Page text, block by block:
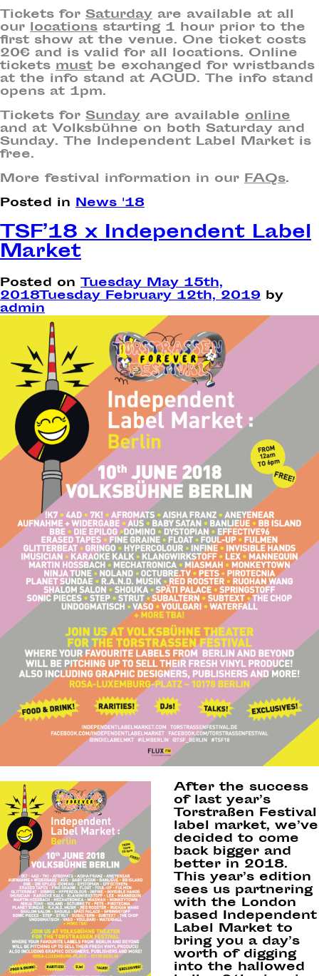
Tickets for Saturday are available at all
our locations starting 1 hour prior to the
first show at the venue. One ticket costs
20€ and is valid for all locations. Online
tickets must be exchanged for wristbands
at the info stand at ACUD. The info stand
opens at 1pm.
Tickets for Sunday are available online
and at Volksbühne on both Saturday and
Sunday. The Independent Label Market is
free.
More festival information in our FAQs.
Posted in News '18
TSF’18 x Independent Label
Market
Posted on Tuesday May 15th,
2018Tuesday February 12th, 2019 by
admin
After the success
of last year’s
Torstraßen Festival
label market, we’ve
decided to come
back bigger and
better in 2018.
This year’s edition
sees us partnering
with the London
based Independent
Label Market to
bring you a day’s
worth of digging
into the hallowed